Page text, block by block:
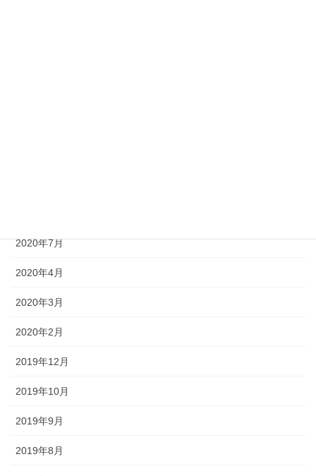
2020年7月
2020年4月
2020年3月
2020年2月
2019年12月
2019年10月
2019年9月
2019年8月